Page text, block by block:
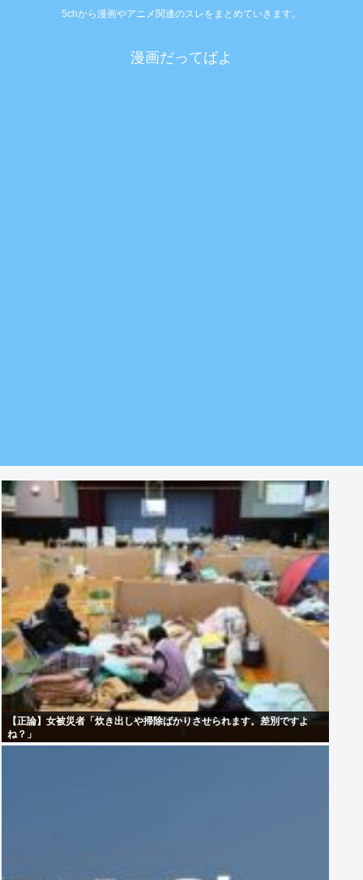
5chから漫画やアニメ関連のスレをまとめていきます。
漫画だってばよ
【正論】女被災者「炊き出しや掃除ばかりさせられます。差別ですよ
ね？」